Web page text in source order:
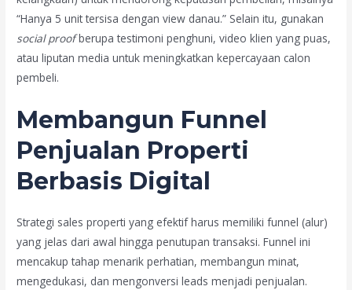
“Hanya 5 unit tersisa dengan view danau.” Selain itu, gunakan
social proofberupa testimoni penghuni, video klien yang puas,
atau liputan media untuk meningkatkan kepercayaan calon
pembeli.
Membangun Funnel
Penjualan Properti
Berbasis Digital
Strategi sales properti yang efektif harus memiliki funnel (alur)
yang jelas dari awal hingga penutupan transaksi. Funnel ini
mencakup tahap menarik perhatian, membangun minat,
mengedukasi, dan mengonversi leads menjadi penjualan.